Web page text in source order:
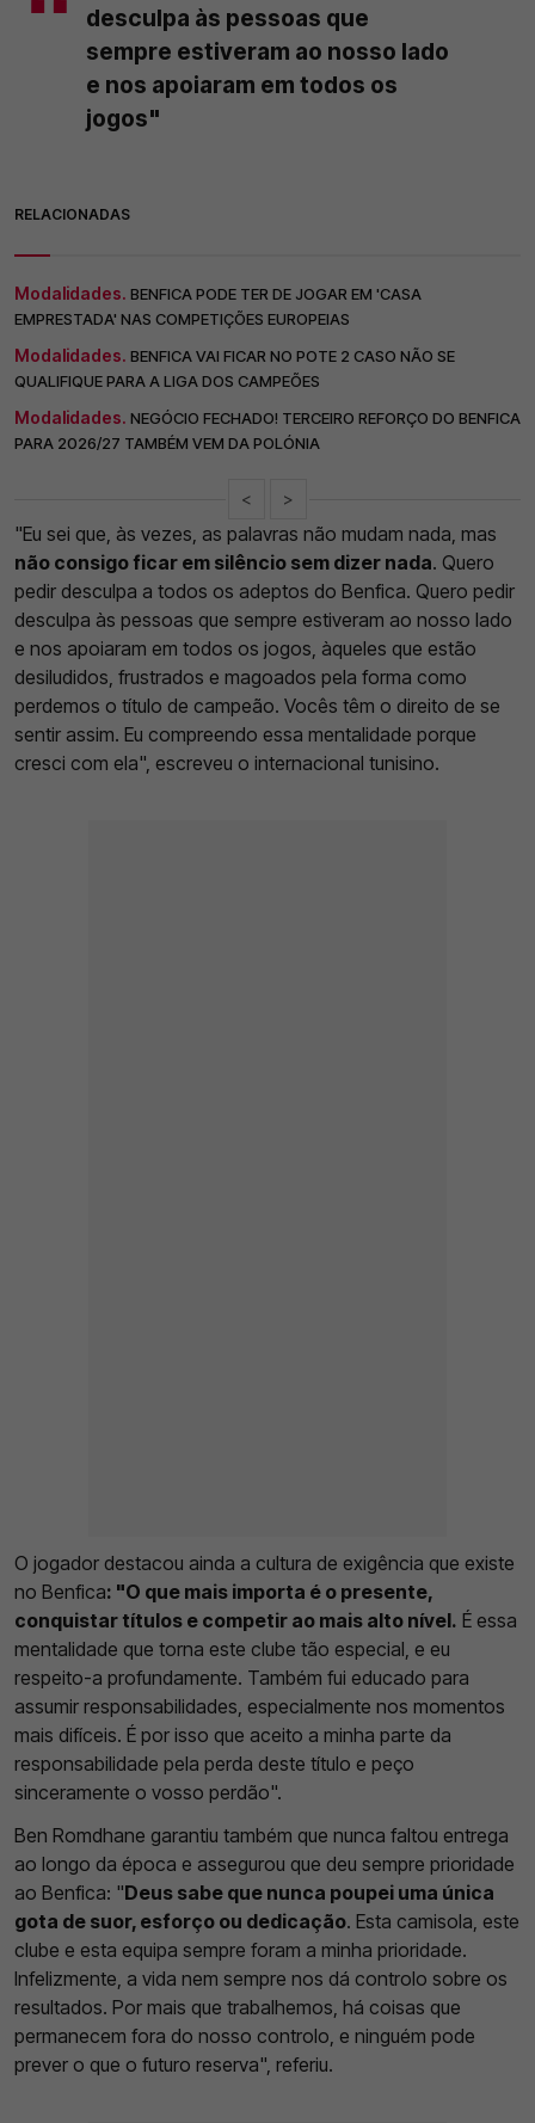
desculpa às pessoas que
sempre estiveram ao nosso lado
e nos apoiaram em todos os
jogos"
RELACIONADAS
Modalidades. BENFICA PODE TER DE JOGAR EM 'CASA
EMPRESTADA' NAS COMPETIÇÕES EUROPEIAS
Modalidades. BENFICA VAI FICAR NO POTE 2 CASO NÃO SE
QUALIFIQUE PARA A LIGA DOS CAMPEÕES
Modalidades. NEGÓCIO FECHADO! TERCEIRO REFORÇO DO BENFICA
PARA 2026/27 TAMBÉM VEM DA POLÓNIA
< >
"Eu sei que, às vezes, as palavras não mudam nada, mas
não consigo ficar em silêncio sem dizer nada. Quero
pedir desculpa a todos os adeptos do Benfica. Quero pedir
desculpa às pessoas que sempre estiveram ao nosso lado
e nos apoiaram em todos os jogos, àqueles que estão
desiludidos, frustrados e magoados pela forma como
perdemos o título de campeão. Vocês têm o direito de se
sentir assim. Eu compreendo essa mentalidade porque
cresci com ela", escreveu o internacional tunisino.
O jogador destacou ainda a cultura de exigência que existe
no Benfica: "O que mais importa é o presente,
conquistar títulos e competir ao mais alto nível. É essa
mentalidade que torna este clube tão especial, e eu
respeito-a profundamente. Também fui educado para
assumir responsabilidades, especialmente nos momentos
mais difíceis. É por isso que aceito a minha parte da
responsabilidade pela perda deste título e peço
sinceramente o vosso perdão".
Ben Romdhane garantiu também que nunca faltou entrega
ao longo da época e assegurou que deu sempre prioridade
ao Benfica: "Deus sabe que nunca poupei uma única
gota de suor, esforço ou dedicação. Esta camisola, este
clube e esta equipa sempre foram a minha prioridade.
Infelizmente, a vida nem sempre nos dá controlo sobre os
resultados. Por mais que trabalhemos, há coisas que
permanecem fora do nosso controlo, e ninguém pode
prever o que o futuro reserva", referiu.